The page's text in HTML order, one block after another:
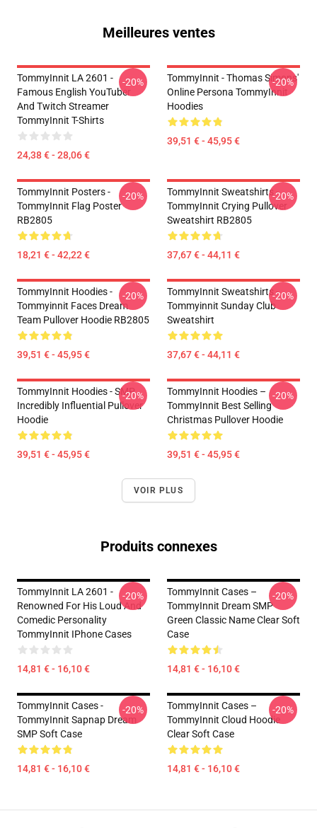
Meilleures ventes
TommyInnit LA 2601 -
Famous English YouTuber
And Twitch Streamer
TommyInnit T-Shirts
24,38 € - 28,06 €
-20%
TommyInnit - Thomas Simons'
Online Persona TommyInnit
Hoodies
39,51 € - 45,95 €
-20%
TommyInnit Posters -
TommyInnit Flag Poster
RB2805
18,21 € - 42,22 €
-20%
TommyInnit Sweatshirts -
TommyInnit Crying Pullover
Sweatshirt RB2805
37,67 € - 44,11 €
-20%
TommyInnit Hoodies -
Tommyinnit Faces Dream
Team Pullover Hoodie RB2805
39,51 € - 45,95 €
-20%
TommyInnit Sweatshirts -
Tommyinnit Sunday Club
Sweatshirt
37,67 € - 44,11 €
-20%
TommyInnit Hoodies - SMP
Incredibly Influential Pullover
Hoodie
39,51 € - 45,95 €
-20%
TommyInnit Hoodies –
TommyInnit Best Selling
Christmas Pullover Hoodie
39,51 € - 45,95 €
-20%
VOIR PLUS
Produits connexes
TommyInnit LA 2601 -
Renowned For His Loud And
Comedic Personality
TommyInnit IPhone Cases
14,81 € - 16,10 €
-20%
TommyInnit Cases –
TommyInnit Dream SMP
Green Classic Name Clear Soft
Case
14,81 € - 16,10 €
-20%
TommyInnit Cases -
TommyInnit Sapnap Dream
SMP Soft Case
14,81 € - 16,10 €
-20%
TommyInnit Cases –
TommyInnit Cloud Hoodie
Clear Soft Case
14,81 € - 16,10 €
-20%